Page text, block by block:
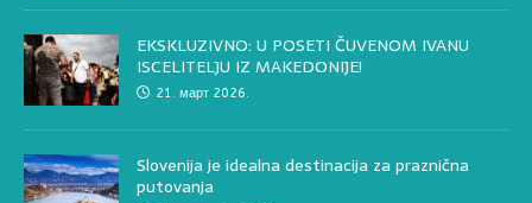
EKSKLUZIVNO: U POSETI ČUVENOM IVANU
ISCELITELJU IZ MAKEDONIJE!
21. март 2026.
Slovenija je idealna destinacija za praznična
putovanja